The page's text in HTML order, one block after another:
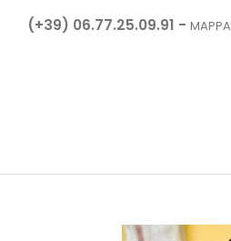
(+39) 06.77.25.09.91 - MAPPA